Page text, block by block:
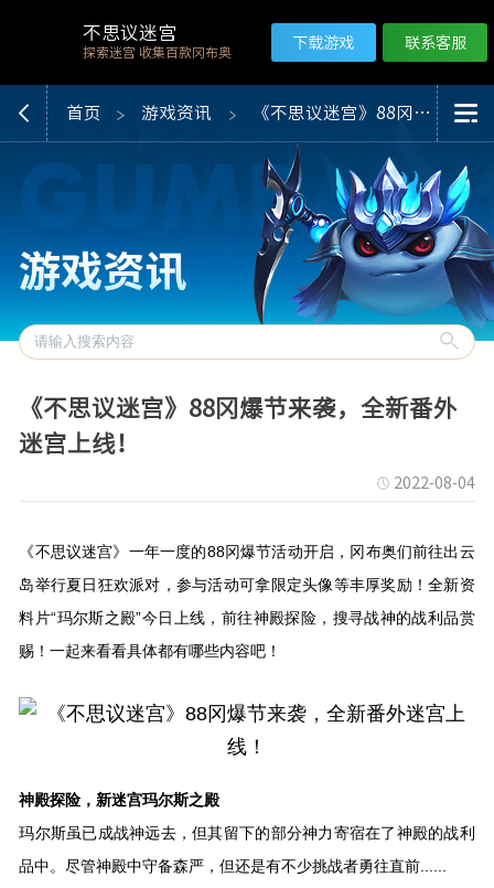
不思议迷宫
探索迷宫 收集百款冈布奥
下载游戏 联系客服
首页 游戏资讯 《不思议迷宫》88冈爆节来袭，全新番外迷宫上线！
《不思议迷宫》88冈爆节来袭，全新番外
迷宫上线！
2022-08-04
《不思议迷宫》一年一度的88冈爆节活动开启，冈布奥们前往出云
岛举行夏日狂欢派对，参与活动可拿限定头像等丰厚奖励！全新资
料片“玛尔斯之殿”今日上线，前往神殿探险，搜寻战神的战利品赏
赐！一起来看看具体都有哪些内容吧！
神殿探险，新迷宫玛尔斯之殿
玛尔斯虽已成战神远去，但其留下的部分神力寄宿在了神殿的战利
品中。尽管神殿中守备森严，但还是有不少挑战者勇往直前......